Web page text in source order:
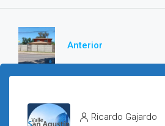
Anterior
Ricardo Gajardo